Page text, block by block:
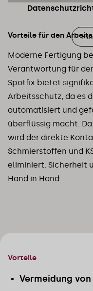
Vorteile für den
Moderne Fertigung
Verantwortung für
Spotfix bietet
Arbeitsschutz, da es
automatisiert und
überflüssig macht.
wird der direkte
Schmierstoffen und
eliminiert. Sicherheit
Hand in Hand.
Vorteile
Vermeidung